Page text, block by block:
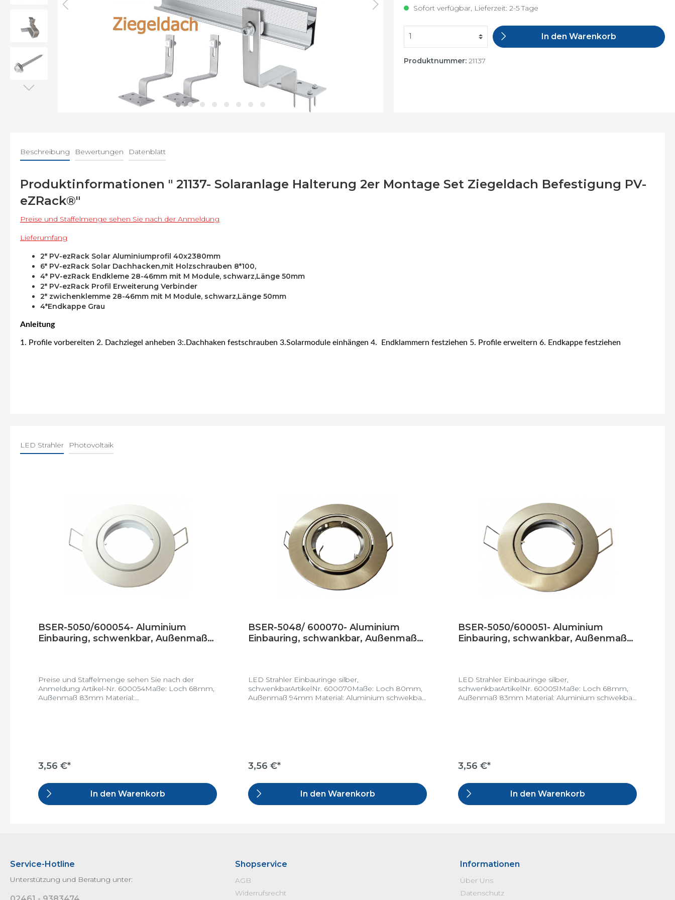
Befestigung
Sofort verfügbar, Lieferzeit: 2-5 Tage
In den Warenkorb
Produktnummer: 21137
Beschreibung Bewertungen Datenblatt
Produktinformationen " 21137- Solaranlage Halterung 2er Montage Set Ziegeldach Befestigung PV-
eZRack®"
Preise und Staffelmenge sehen Sie nach der Anmeldung
Lieferumfang
2* PV-ezRack Solar Aluminiumprofil 40x2380mm
6* PV-ezRack Solar Dachhacken,mit Holzschrauben 8*100,
4* PV-ezRack Endkleme 28-46mm mit M Module, schwarz,Länge 50mm
2* PV-ezRack Profil Erweiterung Verbinder
2* zwichenklemme 28-46mm mit M Module, schwarz,Länge 50mm
4*Endkappe Grau
Anleitung
1. Profile vorbereiten 2. Dachziegel anheben 3:.Dachhaken festschrauben 3.Solarmodule einhängen 4. Endklammern festziehen 5. Profile erweitern 6. Endkappe festziehen
LED Strahler Photovoltaik
BSER-5050/600054- Aluminium
Einbauring, schwenkbar, Außenmaß
Preise und Staffelmenge sehen Sie nach der
Anmeldung Artikel-Nr. 600054Maße: Loch 68mm,
Außenmaß 83mm Material:
3,56 €*
In den Warenkorb
BSER-5048/ 600070- Aluminium
Einbauring, schwankbar, Außenmaß
LED Strahler Einbauringe silber,
schwenkbarArtikelNr. 600070Maße: Loch 80mm,
Außenmaß 94mm Material: Aluminium schwekbar:
3,56 €*
In den Warenkorb
BSER-5050/600051- Aluminium
Einbauring, schwankbar, Außenmaß
LED Strahler Einbauringe silber,
schwenkbarArtikelNr. 600051Maße: Loch 68mm,
Außenmaß 83mm Material: Aluminium schwekbar:
3,56 €*
In den Warenkorb
Service-Hotline
Unterstützung und Beratung unter:
Shopservice
AGB
Widerrufsrecht
Informationen
Über Uns
Datenschutz